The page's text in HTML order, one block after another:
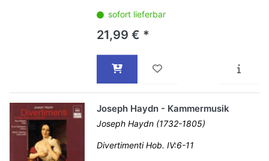
sofort lieferbar
21,99 € *
Joseph Haydn - Kammermusik
Joseph Haydn (1732-1805)
Divertimenti Hob. IV:6-11